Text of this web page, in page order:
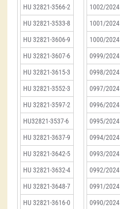
HU 32821-3566-2
HU 32821-3533-8
HU 32821-3606-9
HU 32821-3607-6
HU 32821-3615-3
HU 32821-3552-3
HU 32821-3597-2
HU32821-3537-6
HU 32821-3637-9
HU 32821-3642-5
HU 32821-3632-4
HU 32821-3648-7
HU 32821-3616-0
1002/2024
1001/2024
1000/2024
0999/2024
0998/2024
0997/2024
0996/2024
0995/2024
0994/2024
0993/2024
0992/2024
0991/2024
0990/2024